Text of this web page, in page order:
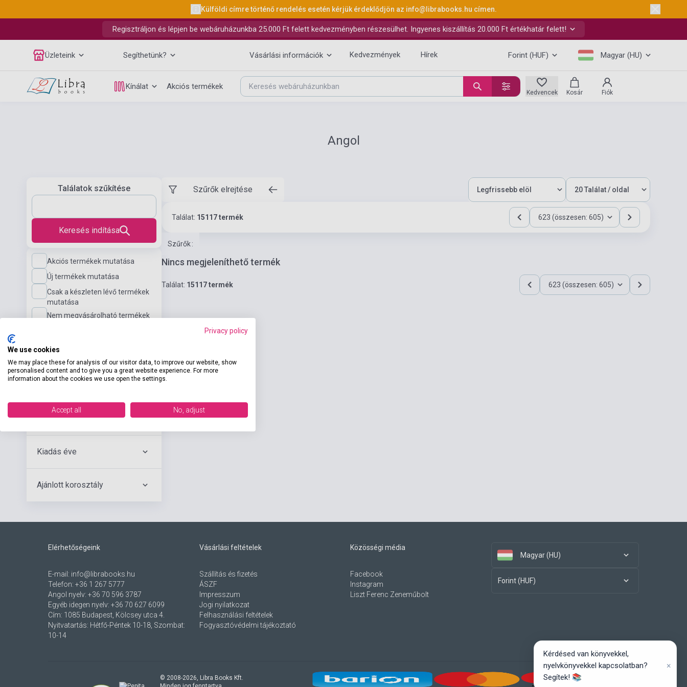
Külföldi címre történő rendelés esetén kérjük érdeklődjön az info@librabooks.hu címen.
Regisztráljon és lépjen be webáruházunkba 25.000 Ft felett kedvezményben részesülhet. Ingyenes kiszállítás 20.000 Ft értékhatár felett!
Üzleteink Segíthetünk? Vásárlási információk Kedvezmények Hírek Forint (HUF) Magyar (HU)
Kínálat Akciós termékek
Kedvencek Kosár Fiók
Angol
Találatok szűkítése
Keresés indítása
Akciós termékek mutatása
Új termékek mutatása
Csak a készleten lévő termékek
mutatása
Nem megvásárolható termékek
Nyelvi szint
Szerző
Kiadás éve
Ajánlott korosztály
Szűrők elrejtése
Találat: 15117 termék 623 (összesen: 605)
Szűrők:
Nincs megjeleníthető termék
Találat: 15117 termék 623 (összesen: 605)
Elérhetőségeink
E-mail: info@librabooks.hu
Telefon: +36 1 267 5777
Angol nyelv: +36 70 596 3787
Egyéb idegen nyelv: +36 70 627 6099
Cím: 1085 Budapest, Kölcsey utca 4.
Nyitvatartás: Hétfő-Péntek 10-18, Szombat:
10-14
Vásárlási feltételek
Szállítás és fizetés
ÁSZF
Impresszum
Jogi nyilatkozat
Felhasználási feltételek
Fogyasztóvédelmi tájékoztató
Közösségi média
Facebook
Instagram
Liszt Ferenc Zeneműbolt
Magyar (HU)
Forint (HUF)
© 2008-2026, Libra Books Kft.
Kérdésed van könyvekkel,
nyelvkönyvekkel kapcsolatban?
Segítek! 📚
×
Privacy policy
We use cookies
We may place these for analysis of our visitor data, to improve our website, show
personalised content and to give you a great website experience. For more
information about the cookies we use open the settings.
Accept all No, adjust